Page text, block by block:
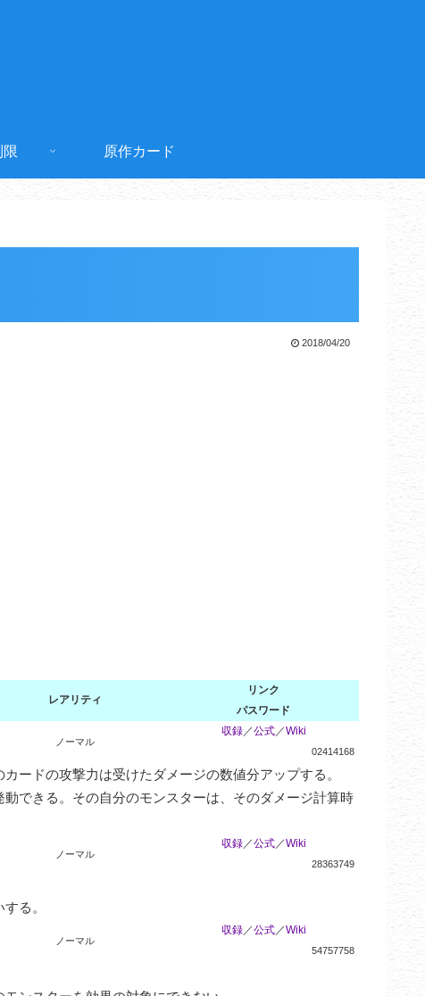
限 原作カード
2018/04/20
レアリティ
リンク
パスワード
ノーマル
収録／公式／Wiki
02414168
ードの攻撃力は受けたダメージの数値分アップする。
できる。その自分のモンスターは、そのダメージ計算時
ノーマル
収録／公式／Wiki
28363749
る。
ノーマル
収録／公式／Wiki
54757758